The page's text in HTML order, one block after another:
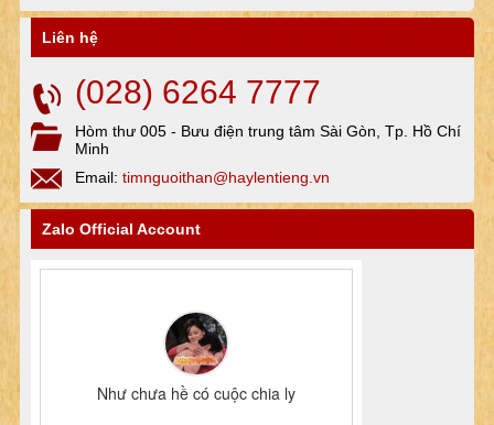
Liên hệ
(028) 6264 7777
Hòm thư 005 - Bưu điện trung tâm Sài Gòn, Tp. Hồ Chí
Minh
Email: timnguoithan@haylentieng.vn
Zalo Official Account